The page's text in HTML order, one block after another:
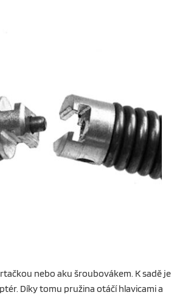
nebo aku šroubovákem. K sadě je
Díky tomu pružina otáčí hlavicami a